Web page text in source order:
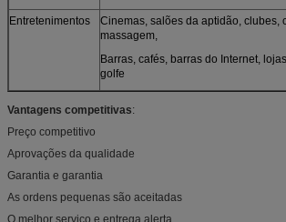
Entretenimentos
Cinemas, salões da aptidão, clubes,
massagem,
Barras, cafés, barras do Internet,
golfe
Vantagens competitivas:
Preço competitivo
Aprovações da qualidade
Garantia e garantia
As ordens pequenas são aceitadas
O melhor serviço e entrega alerta